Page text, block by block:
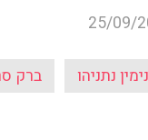
25/09/
נתניהו ברק